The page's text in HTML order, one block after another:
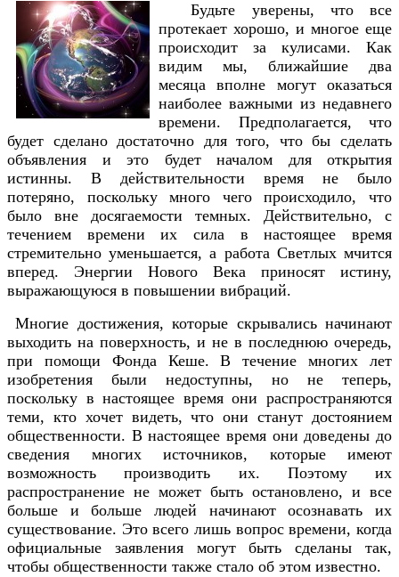
Будьте уверены, что все
протекает хорошо, и многое еще
происходит за кулисами. Как
видим мы, ближайшие два
месяца вполне могут оказаться
наиболее важными из недавнего
времени. Предполагается, что
будет сделано достаточно для того, что бы сделать
объявления и это будет началом для открытия
истинны. В действительности время не было
потеряно, поскольку много чего происходило, что
было вне досягаемости темных. Действительно, с
течением времени их сила в настоящее время
стремительно уменьшается, а работа Светлых мчится
вперед. Энергии Нового Века приносят истину,
выражающуюся в повышении вибраций.
Многие достижения, которые скрывались начинают
выходить на поверхность, и не в последнюю очередь,
при помощи Фонда Кеше. В течение многих лет
изобретения были недоступны, но не теперь,
поскольку в настоящее время они распространяются
теми, кто хочет видеть, что они станут достоянием
общественности. В настоящее время они доведены до
сведения многих источников, которые имеют
возможность производить их. Поэтому их
распространение не может быть остановлено, и все
больше и больше людей начинают осознавать их
существование. Это всего лишь вопрос времени, когда
официальные заявления могут быть сделаны так,
чтобы общественности также стало об этом известно.